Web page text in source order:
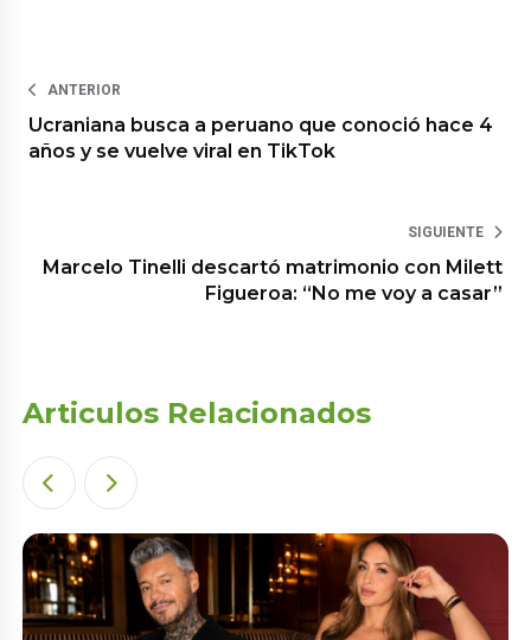
ANTERIOR
Ucraniana busca a peruano que conoció hace 4
años y se vuelve viral en TikTok
SIGUIENTE
Marcelo Tinelli descartó matrimonio con Milett
Figueroa: “No me voy a casar”
Articulos Relacionados